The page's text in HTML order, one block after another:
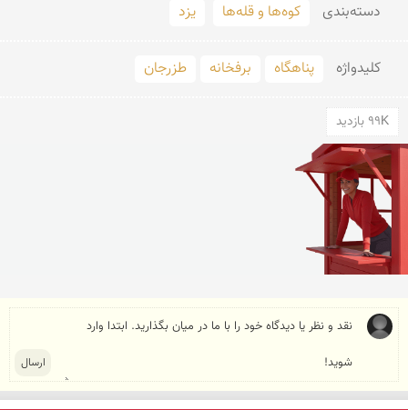
دسته‌بندی کوه‌ها و قله‌ها یزد
کلید‌واژه پناهگاه برفخانه طزرجان
99K بازدید